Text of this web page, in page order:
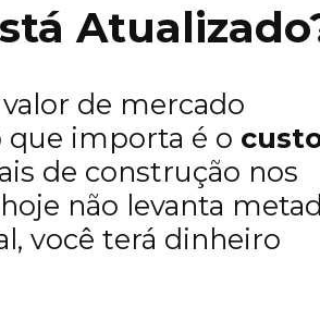
de mercado
que importa é o
de construção nos
não levanta
você terá dinheiro